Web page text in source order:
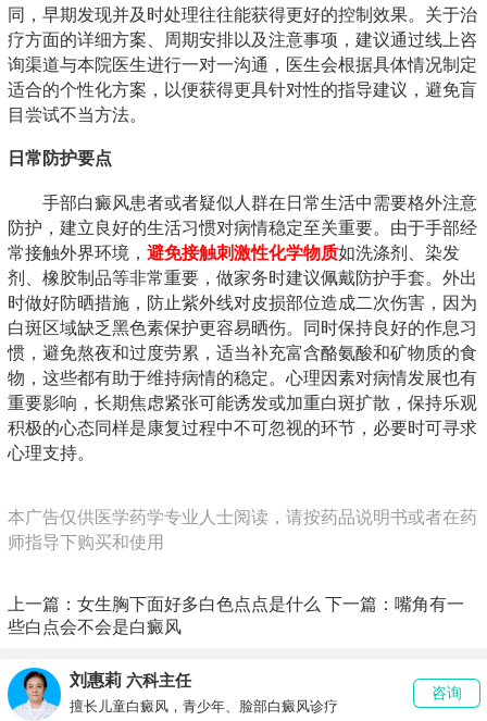
同，早期发现并及时处理往往能获得更好的控制效果。关于治
疗方面的详细方案、周期安排以及注意事项，建议通过线上咨
询渠道与本院医生进行一对一沟通，医生会根据具体情况制定
适合的个性化方案，以便获得更具针对性的指导建议，避免盲
目尝试不当方法。
日常防护要点
手部白癜风患者或者疑似人群在日常生活中需要格外注意
防护，建立良好的生活习惯对病情稳定至关重要。由于手部经
常接触外界环境， 避免接触刺激性化学物质如洗涤剂、染发
剂、橡胶制品等非常重要，做家务时建议佩戴防护手套。外出
时做好防晒措施，防止紫外线对皮损部位造成二次伤害，因为
白斑区域缺乏黑色素保护更容易晒伤。同时保持良好的作息习
惯，避免熬夜和过度劳累，适当补充富含酪氨酸和矿物质的食
物，这些都有助于维持病情的稳定。心理因素对病情发展也有
重要影响，长期焦虑紧张可能诱发或加重白斑扩散，保持乐观
积极的心态同样是康复过程中不可忽视的环节，必要时可寻求
心理支持。
本广告仅供医学药学专业人士阅读，请按药品说明书或者在药
师指导下购买和使用
上一篇： 女生胸下面好多白色点点是什么 下一篇： 嘴角有一
些白点会不会是白癜风
刘惠莉 六科主任
擅长儿童白癜风，青少年、脸部白癜风诊疗
咨询